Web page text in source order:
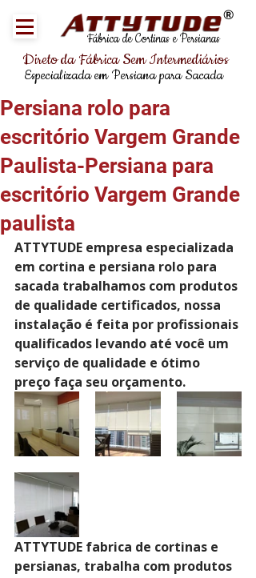
Fábrica de Cortinas e Persianas
®
Direto da Fábrica Sem Intermediários
Especializada em Persiana para Sacada
Persiana rolo para
escritório Vargem Grande
Paulista-Persiana para
escritório Vargem Grande
paulista
ATTYTUDE empresa especializada
em cortina e persiana rolo para
sacada trabalhamos com produtos
de qualidade certificados, nossa
instalação é feita por profissionais
qualificados levando até você um
serviço de qualidade e ótimo
preço faça seu orçamento.
ATTYTUDE fabrica de cortinas e
persianas, trabalha com produtos